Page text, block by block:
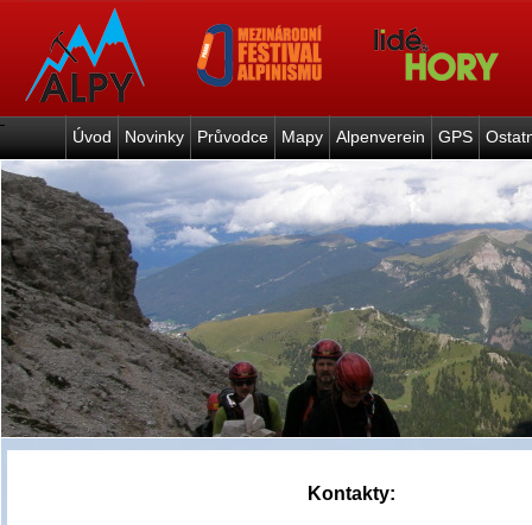
Úvod Novinky Průvodce Mapy Alpenverein GPS
Kontakty: